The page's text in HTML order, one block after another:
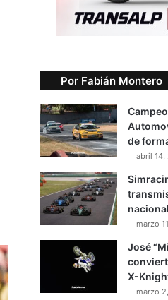
Por Fabián Montero
de
abril 14,
nacional
marzo
José
X-
marzo